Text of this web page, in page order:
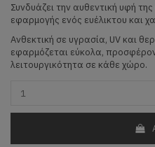
Συνδυάζει την αυθεντική υφή
εφαρμογής ενός ευέλικτου και
Ανθεκτική σε υγρασία, UV και
εφαρμόζεται εύκολα,
λειτουργικότητα σε κάθε χώρο.